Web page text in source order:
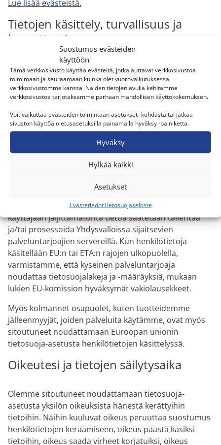
Suostumus evästeiden
käyttöön
Tämä verkkosivusto käyttää evästeitä, jotka auttavat verkkosivustoa
toimimaan ja seuraamaan kuinka olet vuorovaikutuksessa
verkkosivustomme kanssa. Näiden tietojen avulla kehitämme
verkkosivustoa tarjotaksemme parhaan mahdollisen käyttökokemuksen.
Voit vaikuttaa evästeiden toimintaan asetukset -kohdasta tai jatkaa
sivuston käyttöä oletusasetuksilla painamalla hyväksy -painiketta.
Hyväksy
Hylkää kaikki
Asetukset
EvästetiedotTietosuojaseloste
Lue lisää evästeistä.
Tietojen käsittely, turvallisuus ja
luovuttaminen
Vain asianmukaisesti valtuutettu henkilöstömme
pääsee käsiksi henkilötietoihin, ja tietoja ei jaeta
ulkopuolisille tarpeettomasti. Henkilökuntamme on
saanut koulutusta tietoturva-asioissa, ja käytämme
tietoturvallisia menetelmiä ja välineitä kaikessa
työssämme. Ainoastaan ne työntekijämme, joiden
tehtävät sitä vaativat, voivat käyttää henkilötietoja
sisältäviä järjestelmiämme.
Henkilötietoja ei pääsääntöisesti luovuteta EU:n tai
ETA:n ulkopuolelle. Rekisterinpitäjällä on käytössä
järjestelmiä, joissa tunnistamatonta ja yksittäiseen
käyttäjään jäljittämätöntä tietoa saatetaan tallentaa
ja/tai prosessoida Yhdysvalloissa sijaitsevien
palveluntarjoajien servereillä. Kun henkilötietoja
käsitellään EU:n tai ETA:n rajojen ulkopuolella,
varmistamme, että kyseinen palveluntarjoaja
noudattaa tietosuojalakeja ja -määräyksiä, mukaan
lukien EU-komission hyväksymät vakiolausekkeet.
Myös kolmannet osapuolet, kuten tuotteidemme
jälleenmyyjät, joiden palveluita käytämme, ovat myös
sitoutuneet noudattamaan Euroopan unionin
tietosuoja-asetusta henkilötietojen käsittelyssä.
Oikeutesi ja tietojen säilytysaika
Olemme sitoutuneet noudattamaan tietosuoja-
asetusta yksilön oikeuksista hänestä kerättyihin
tietoihin. Näihin kuuluvat oikeus peruuttaa suostumus
henkilötietojen keräämiseen, oikeus päästä käsiksi
tietoihin, oikeus saada virheet korjatuiksi, oikeus